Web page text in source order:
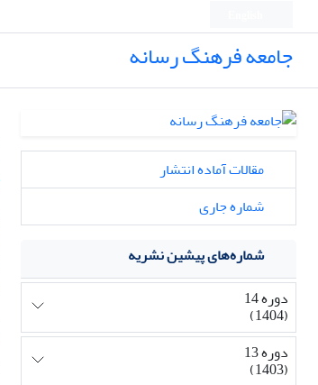
جامعه فرهنگ رسانه
مقالات آماده انتشار
شماره جاری
شماره‌های پیشین نشریه
دوره 14
(1404)
دوره 13
(1403)